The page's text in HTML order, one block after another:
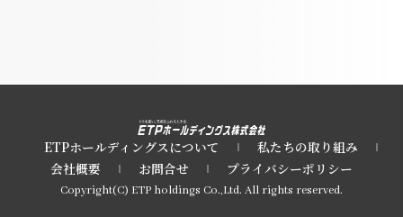
ETPホールディングスについて
私たちの取り組み
会社概要
お問合せ プライバシーポリシー
Copyright(C) ETP holdings Co.,Ltd. All rights reserved.